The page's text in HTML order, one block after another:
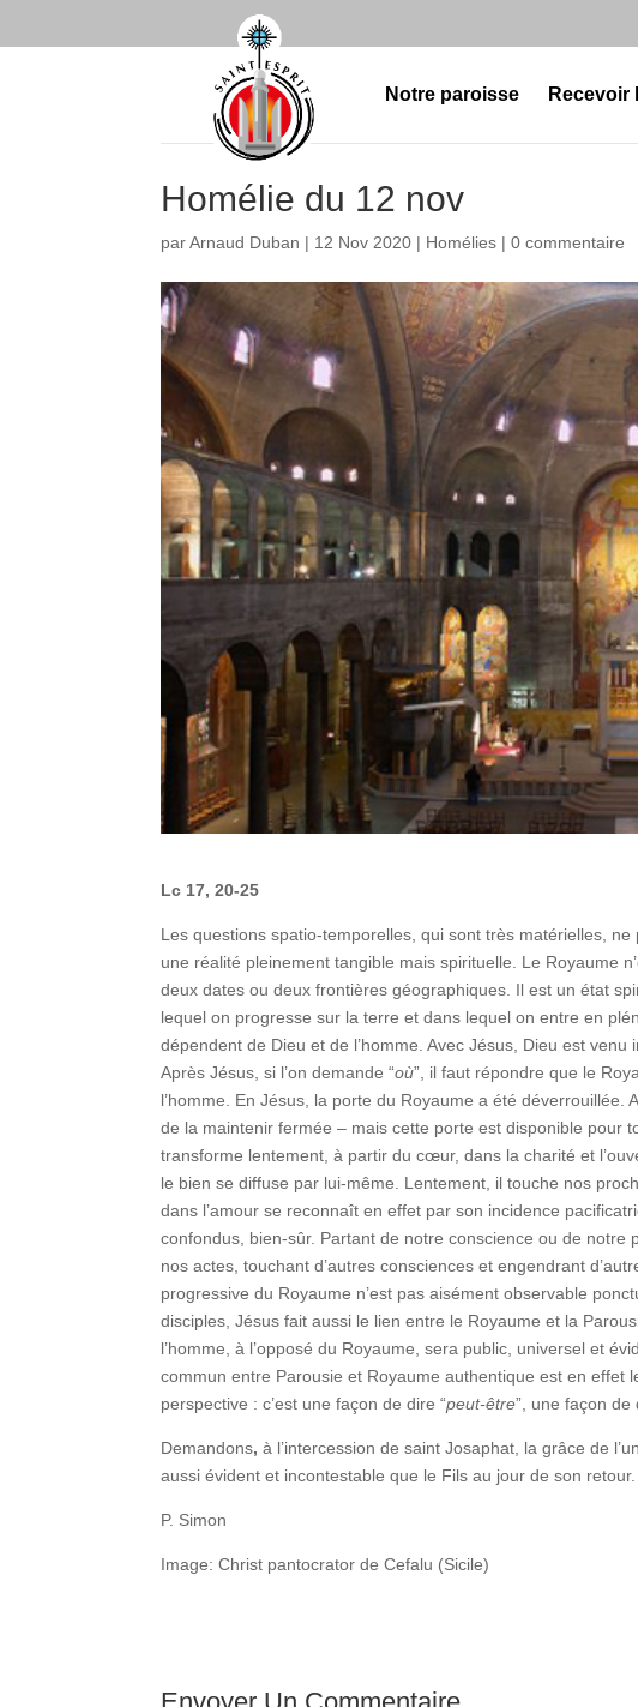
Notre paroisse Recevoir
Homélie du 12 nov
parArnaud Duban | 12 Nov 2020 | Homélies |0 commentaire
Lc 17, 20-25
Les questions spatio-temporelles, qui sont très matérielles,
une réalité pleinement tangible mais spirituelle. Le Royaume
deux dates ou deux frontières géographiques. Il est un état
lequel on progresse sur la terre et dans lequel on entre en
dépendent de Dieu et de l’homme. Avec Jésus, Dieu est
Après Jésus, si l’on demande “où”, il faut répondre que le
l’homme. En Jésus, la porte du Royaume a été
de la maintenir fermée – mais cette porte est disponible pour
transforme lentement, à partir du cœur, dans la charité et
le bien se diffuse par lui-même. Lentement, il touche nos
dans l’amour se reconnaît en effet par son incidence
confondus, bien-sûr. Partant de notre conscience ou de
nos actes, touchant d’autres consciences et engendrant
progressive du Royaume n’est pas aisément observable
disciples, Jésus fait aussi le lien entre le Royaume et la
l’homme, à l’opposé du Royaume, sera public, universel et
commun entre Parousie et Royaume authentique est en effet
perspective : c’est une façon de dire “peut-être”, une façon
Demandons,à l’intercession de saint Josaphat, la grâce de
aussi évident et incontestable que le Fils au jour de son retour.
P. Simon
Image: Christ pantocrator de Cefalu (Sicile)